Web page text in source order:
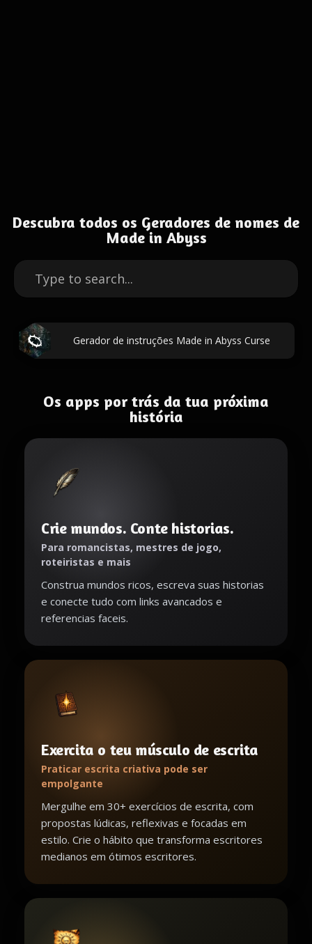
Descubra todos os Geradores de nomes de
Made in Abyss
Gerador de instruções Made in Abyss Curse
Os apps por trás da tua próxima
história
Crie mundos. Conte historias.
Para romancistas, mestres de jogo,
roteiristas e mais
Construa mundos ricos, escreva suas historias
e conecte tudo com links avancados e
referencias faceis.
Exercita o teu músculo de escrita
Praticar escrita criativa pode ser
empolgante
Mergulhe em 30+ exercícios de escrita, com
propostas lúdicas, reflexivas e focadas em
estilo. Crie o hábito que transforma escritores
medianos em ótimos escritores.